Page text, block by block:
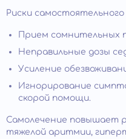
Риски
Прием сомнительных
Неправильные дозы
Усиление
Игнорирование
скорой помощи.
Самолечение повышает
тяжелой аритмии,